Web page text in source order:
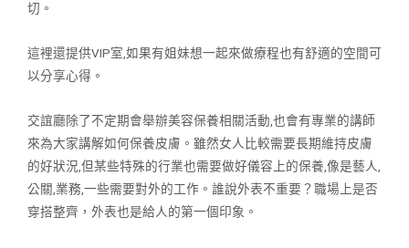
切。
這裡還提供VIP室,如果有姐妹想一起來做療程也有舒適的空間可
以分享心得。
交誼廳除了不定期會舉辦美容保養相關活動,也會有專業的講師
來為大家講解如何保養皮膚。雖然女人比較需要長期維持皮膚
的好狀況,但某些特殊的行業也需要做好儀容上的保養,像是藝人,
公關,業務,一些需要對外的工作。誰說外表不重要？職場上是否
穿搭整齊，外表也是給人的第一個印象。